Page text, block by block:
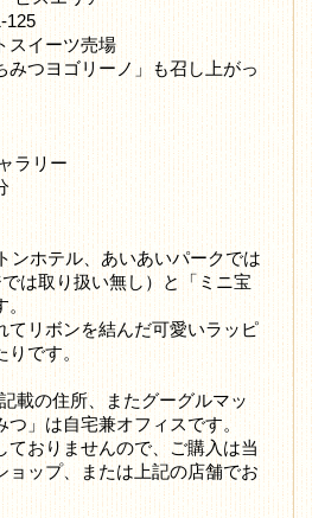
125
スイーツ売場
みつヨゴリーノ」も召し上がっ
ラリー
ンホテル、あいあいパークでは
は取り扱い無し）と「ミニ宝
。
てリボンを結んだ可愛いラッピ
りです。
載の住所、またグーグルマッ
つ」は自宅兼オフィスです。
ておりませんので、ご購入は当
ョップ、または上記の店舗でお